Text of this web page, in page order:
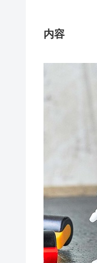
内容